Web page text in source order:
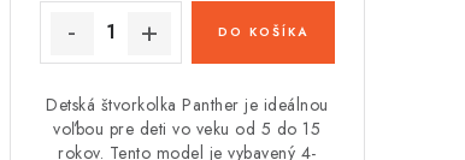
DO KOŠÍKA
Detská štvorkolka Panther je ideálnou
voľbou pre deti vo veku od 5 do 15
rokov. Tento model je vybavený 4-